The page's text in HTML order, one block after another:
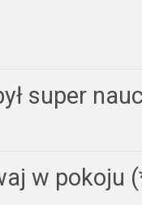
super
w pokoju